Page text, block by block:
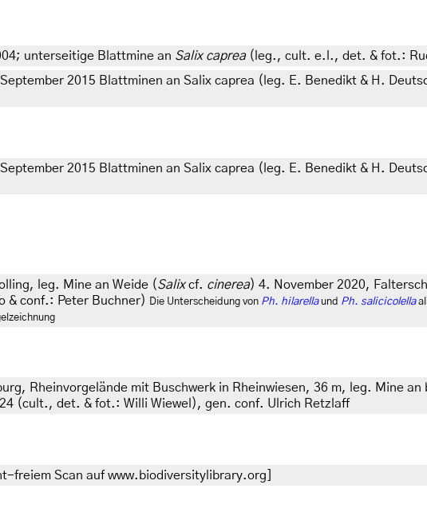
unterseitige Blattmine an Salix caprea(leg., cult. e.l., det. & fot.:
2015 Blattminen an Salix caprea (leg. E. Benedikt & H.
2015 Blattminen an Salix caprea (leg. E. Benedikt & H.
leg. Mine an Weide (Salixcf. cinerea) 4. November 2020,
& conf.: Peter Buchner) Die Unterscheidung von Ph. hilarellaund Ph. salicicolella
Rheinvorgelände mit Buschwerk in Rheinwiesen, 36 m, leg. Mine
(cult., det. & fot.: Willi Wiewel), gen. conf. Ulrich Retzlaff
freiem Scan auf www.biodiversitylibrary.org]